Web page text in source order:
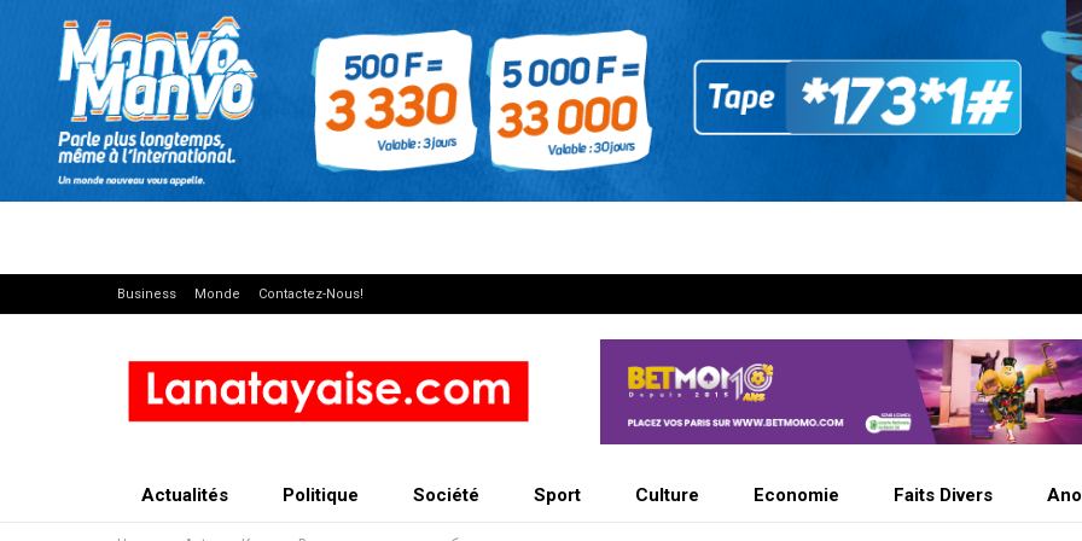
Business Monde Contactez-Nous!
Actualités Politique Société Sport Culture Economie Faits Divers